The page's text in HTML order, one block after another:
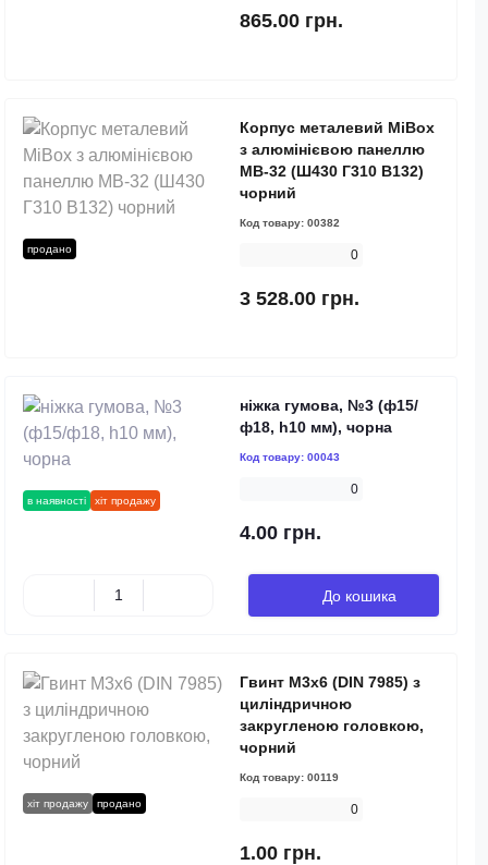
865.00 грн.
продано
Корпус металевий MiBox
з алюмінієвою панеллю
MB-32 (Ш430 Г310 В132)
чорний
Код товару: 00382
0
3 528.00 грн.
в наявності хіт продажу
ніжка гумова, №3 (ф15/
ф18, h10 мм), чорна
Код товару: 00043
0
4.00 грн.
До кошика
хіт продажу продано
Гвинт М3х6 (DIN 7985) з
циліндричною
закругленою головкою,
чорний
Код товару: 00119
0
1.00 грн.